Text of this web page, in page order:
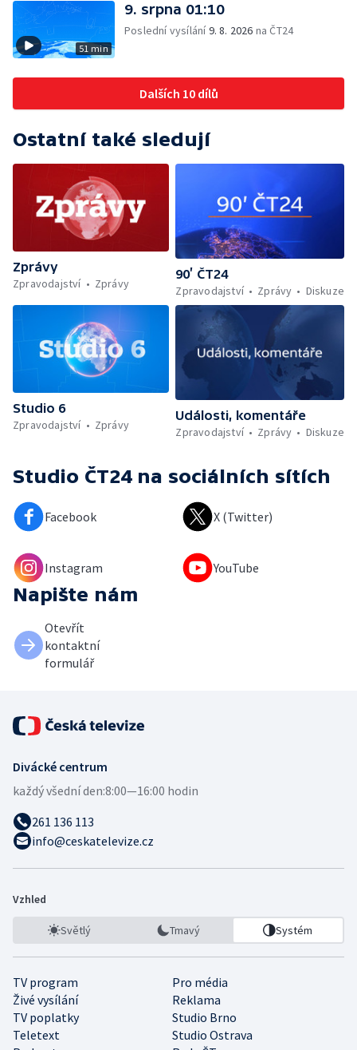
51 min
9. srpna 01:10
Poslední vysílání9. 8. 2026 na ČT24
Dalších 10 dílů
Ostatní také sledují
Zprávy
Zpravodajství
Zprávy
90’ ČT24
Zpravodajství
Zprávy Diskuze
Studio 6
Zpravodajství
Zprávy
Události, komentáře
Zpravodajství
Zprávy Diskuze
Studio ČT24 na sociálních sítích
Facebook X (Twitter)
Instagram YouTube
Napište nám
Otevřít
kontaktní
formulář
Divácké centrum
každý všední den:8:00—16:00 hodin
261 136 113
info@ceskatelevize.cz
Vzhled
Světlý Tmavý Systém
TV program
Pro média
Živé vysílání
Reklama
TV poplatky
Studio Brno
Teletext
Studio Ostrava